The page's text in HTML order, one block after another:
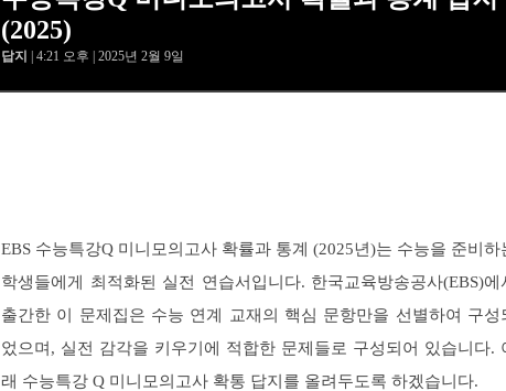
(2025)
답지 | 4:21 오후 | 2025년 2월 9일
EBS 수능특강Q 미니모의고사 확률과 통계 (2025년)는 수능을 준비하
학생들에게 최적화된 실전 연습서입니다. 한국교육방송공사(EBS)에
출간한 이 문제집은 수능 연계 교재의 핵심 문항만을 선별하여 구성
었으며, 실전 감각을 키우기에 적합한 문제들로 구성되어 있습니다.
래 수능특강 Q 미니모의고사 확통 답지를 올려두도록 하겠습니다.